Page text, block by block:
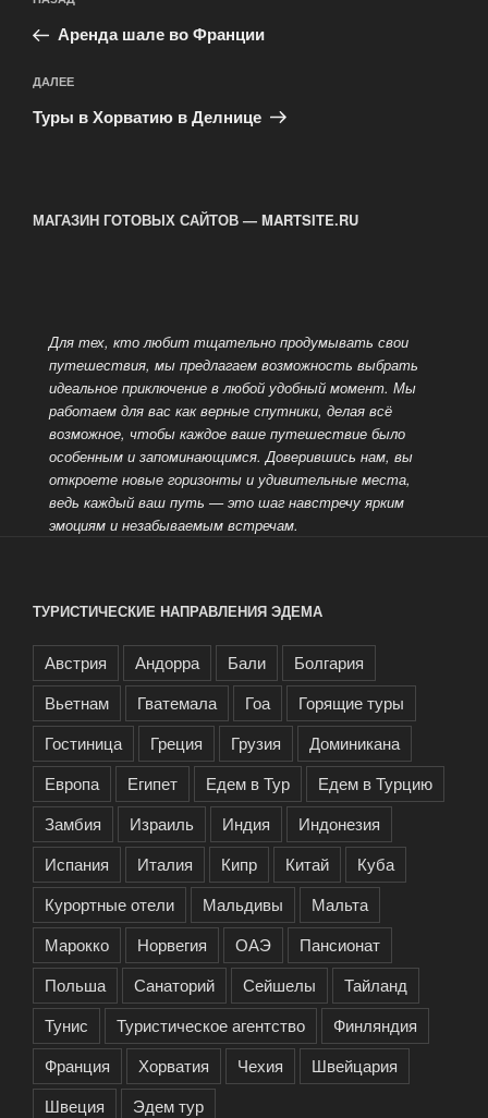
по
записям
запись:
Аренда шале во Франции
Следующая
запись
ДАЛЕЕ
Туры в Хорватию в Делнице
МАГАЗИН ГОТОВЫХ САЙТОВ — MARTSITE.RU
Для тех, кто любит тщательно продумывать свои
путешествия, мы предлагаем возможность выбрать
идеальное приключение в любой удобный момент. Мы
работаем для вас как верные спутники, делая всё
возможное, чтобы каждое ваше путешествие было
особенным и запоминающимся. Доверившись нам, вы
откроете новые горизонты и удивительные места,
ведь каждый ваш путь — это шаг навстречу ярким
эмоциям и незабываемым встречам.
ТУРИСТИЧЕСКИЕ НАПРАВЛЕНИЯ ЭДЕМА
Австрия Андорра Бали
Болгария
Вьетнам
Гватемала Гоа
Горящие туры
Гостиница
Греция Грузия
Доминикана
Европа
Египет Едем в Тур
Едем в Турцию
Замбия
Израиль Индия
Индонезия
Испания
Италия Кипр Китай
Куба
Курортные отели
Мальдивы
Мальта
Марокко
Норвегия ОАЭ
Пансионат
Польша
Санаторий Сейшелы
Тайланд
Тунис
Туристическое агентство
Финляндия
Франция
Хорватия Чехия
Швейцария
Швеция
Эдем тур